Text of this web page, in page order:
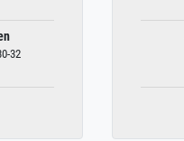
32